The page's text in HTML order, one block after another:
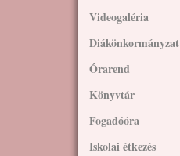
Videogaléria
Diákönkormányzat
Órarend
Könyvtár
Fogadóóra
Iskolai étkezés